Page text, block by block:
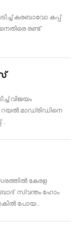
കരബാവോ കപ്പ്
രണ്ട്
വിജയം
റയൽ മാഡ്രിഡിനെ
കേരള
സ്വന്തം ഹോം
പോയ…